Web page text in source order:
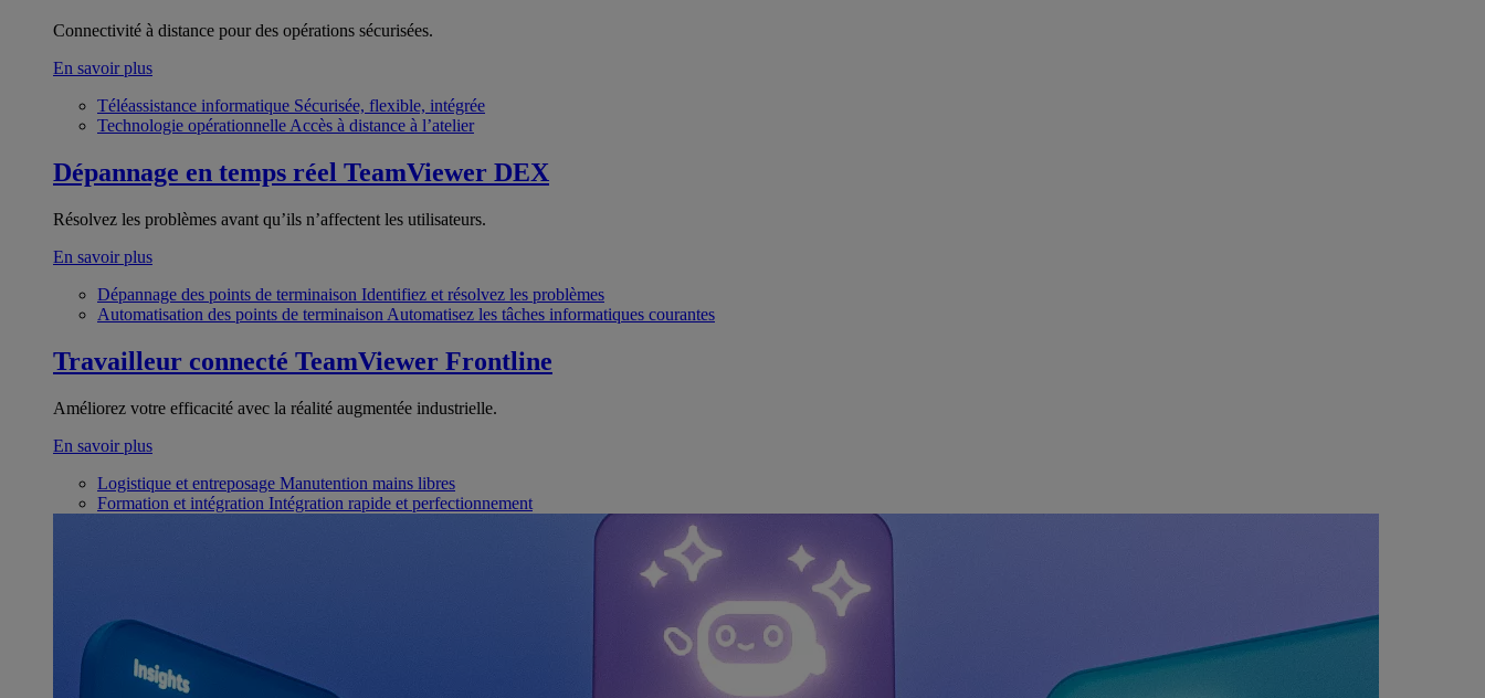
Connectivité à distance pour des opérations sécurisées.
En savoir plus
Téléassistance informatique Sécurisée, flexible, intégrée
Technologie opérationnelle Accès à distance à l’atelier
Dépannage en temps réel TeamViewer DEX
Résolvez les problèmes avant qu’ils n’affectent les utilisateurs.
En savoir plus
Dépannage des points de terminaison Identifiez et résolvez les problèmes
Automatisation des points de terminaison Automatisez les tâches informatiques courantes
Travailleur connecté TeamViewer Frontline
Améliorez votre efficacité avec la réalité augmentée industrielle.
En savoir plus
Logistique et entreposage Manutention mains libres
Formation et intégration Intégration rapide et perfectionnement